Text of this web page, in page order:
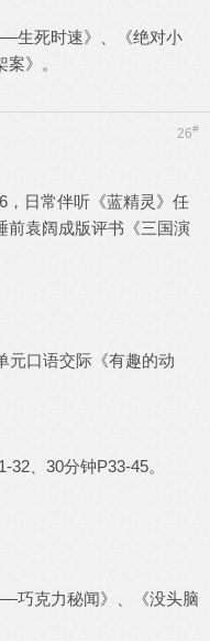
生死时速》、《绝对小
》。
26#
，日常伴听《蓝精灵》任
前袁阔成版评书《三国演
口语交际《有趣的动
、30分钟P33-45。
巧克力秘闻》、《没头脑